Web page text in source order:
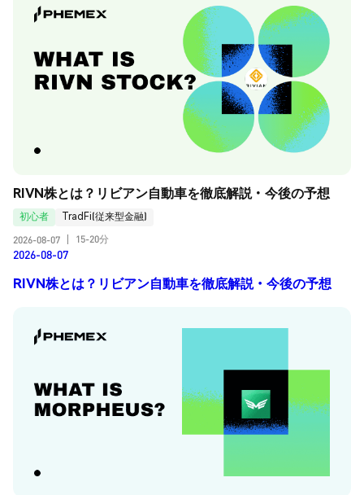
RIVN株とは？リビアン自動車を徹底解説・今後の予想
初心者
TradFi(従来型金融)
2026-08-07
15-20分
2026-08-07
RIVN株とは？リビアン自動車を徹底解説・今後の予想